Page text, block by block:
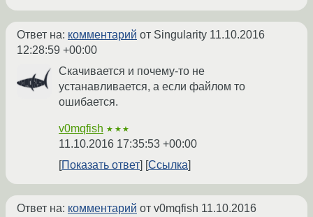
Ответ на: комментарий от Singularity 11.10.2016
12:28:59 +00:00
Скачивается и почему-то не
устанавливается, а если файлом то
ошибается.
v0mqfish ★★★
11.10.2016 17:35:53 +00:00
Показать ответ
Ссылка
Ответ на: комментарий от v0mqfish 11.10.2016